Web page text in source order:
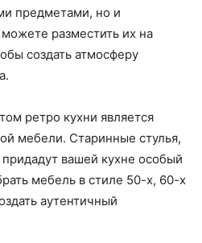
предметами, но и
разместить их на
создать атмосферу
ретро кухни является
мебели. Старинные стулья,
вашей кухне особый
мебель в стиле 50-х, 60-х
аутентичный